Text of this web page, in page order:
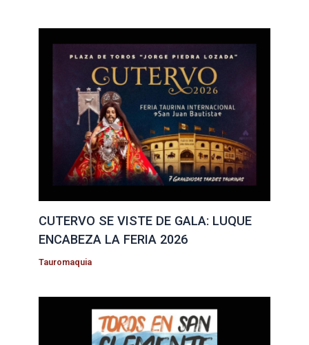
CUTERVO SE VISTE DE GALA: LUQUE
ENCABEZA LA FERIA 2026
Tauromaquia